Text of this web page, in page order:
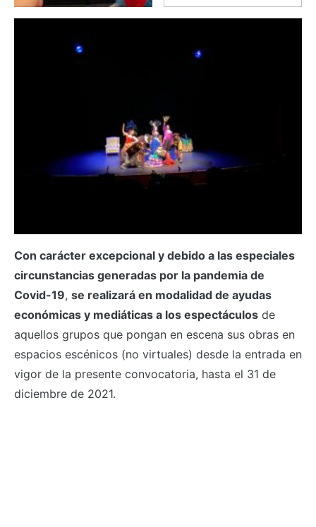
Con carácter excepcional y debido a las especiales
circunstancias generadas por la pandemia de
Covid-19, se realizará en modalidad de ayudas
económicas y mediáticas a los espectáculos de
aquellos grupos que pongan en escena sus obras en
espacios escénicos (no virtuales) desde la entrada en
vigor de la presente convocatoria, hasta el 31 de
diciembre de 2021.